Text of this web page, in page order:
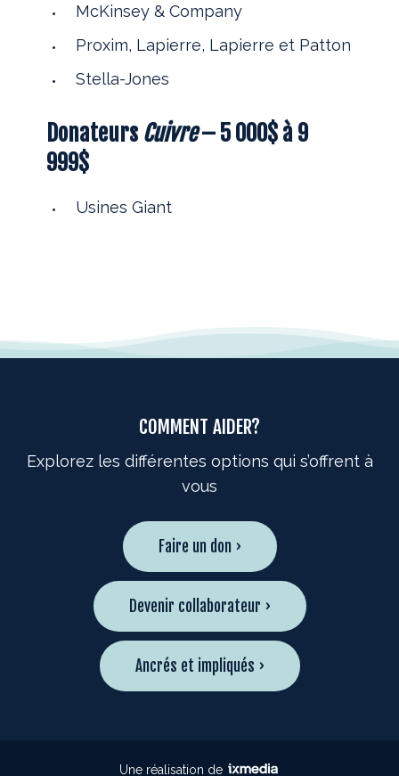
McKinsey & Company
Proxim, Lapierre, Lapierre et Patton
Stella-Jones
Donateurs Cuivre– 5 000$ à 9
999$
Usines Giant
COMMENT AIDER?
Explorez les différentes options qui s’offrent à
vous
Faire un don ›
Devenir collaborateur ›
Ancrés et impliqués ›
Une réalisation de